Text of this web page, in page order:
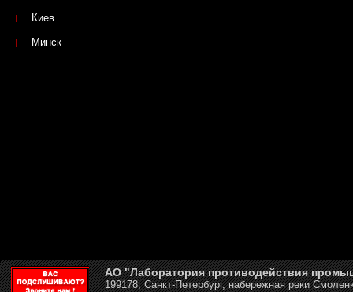
Киев
Минск
АО "Лаборатория противодействия
199178, Санкт-Петербург, набережная реки